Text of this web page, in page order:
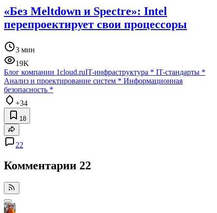
«Без Meltdown и Spectre»: Intel
перепроектирует свои процессоры
3 мин
19K
Блог компании 1cloud.ruIT-инфраструктура * IT-стандарты *
Анализ и проектирование систем * Информационная
безопасность *
+34
18
22
Комментарии 22